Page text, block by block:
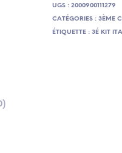
UGS :2000900111279
CATÉGORIES :3ÈME
ÉTIQUETTE :3É KIT